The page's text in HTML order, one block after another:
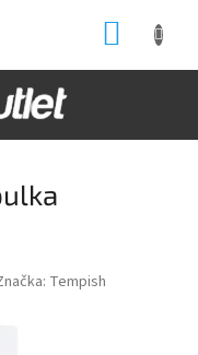
Tempish